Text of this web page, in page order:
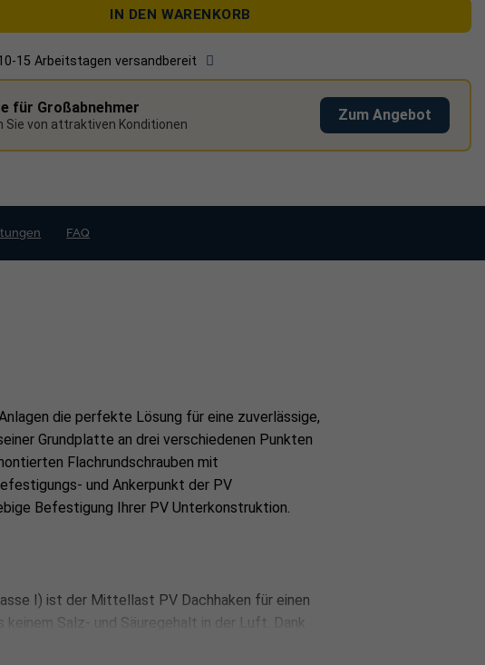
Mittelteil (Bügel): 13 mm
oberer Winkel: 20 mm
x B x H): 172 x 140 x 115-153 mm
mm Bügel (Außenmaß), 123 mm inkl. oberer Winkel
IN DEN WARENKORB
15 Arbeitstagen versandbereit
für Großabnehmer
Sie von attraktiven Konditionen
Zum Angebot
FAQ
die perfekte Lösung für eine zuverlässige,
Grundplatte an drei verschiedenen Punkten
Flachrundschrauben mit
und Ankerpunkt der PV
Befestigung Ihrer PV Unterkonstruktion.
I) ist der Mittellast PV Dachhaken für einen
Salz- und Säuregehalt in der Luft. Dank